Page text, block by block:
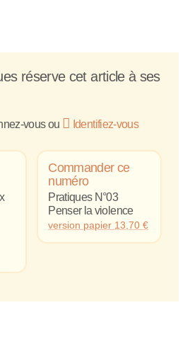
réserve cet article à ses
vous ou Identifiez-vous
Commander ce
numéro
Pratiques N°03
Penser la violence
version papier 13,70€